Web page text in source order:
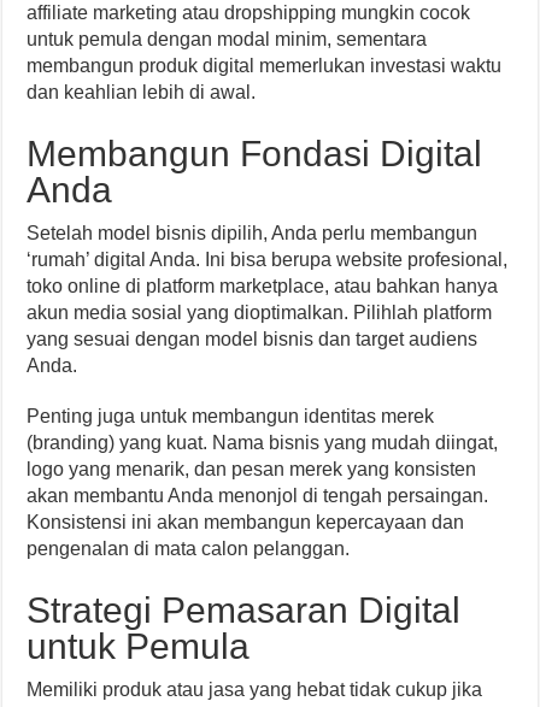
affiliate marketing atau dropshipping mungkin cocok
untuk pemula dengan modal minim, sementara
membangun produk digital memerlukan investasi waktu
dan keahlian lebih di awal.
Membangun Fondasi Digital
Anda
Setelah model bisnis dipilih, Anda perlu membangun
‘rumah’ digital Anda. Ini bisa berupa website profesional,
toko online di platform marketplace, atau bahkan hanya
akun media sosial yang dioptimalkan. Pilihlah platform
yang sesuai dengan model bisnis dan target audiens
Anda.
Penting juga untuk membangun identitas merek
(branding) yang kuat. Nama bisnis yang mudah diingat,
logo yang menarik, dan pesan merek yang konsisten
akan membantu Anda menonjol di tengah persaingan.
Konsistensi ini akan membangun kepercayaan dan
pengenalan di mata calon pelanggan.
Strategi Pemasaran Digital
untuk Pemula
Memiliki produk atau jasa yang hebat tidak cukup jika